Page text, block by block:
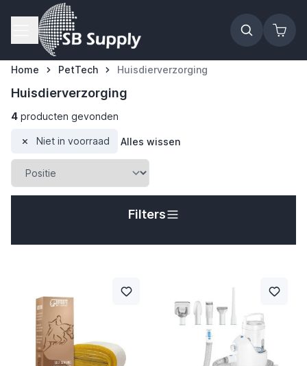
Ga naar de inhoud
Home PetTech Huisdierverzorging
Huisdierverzorging
4 producten gevonden
Niet in voorraad Alles wissen
Filters